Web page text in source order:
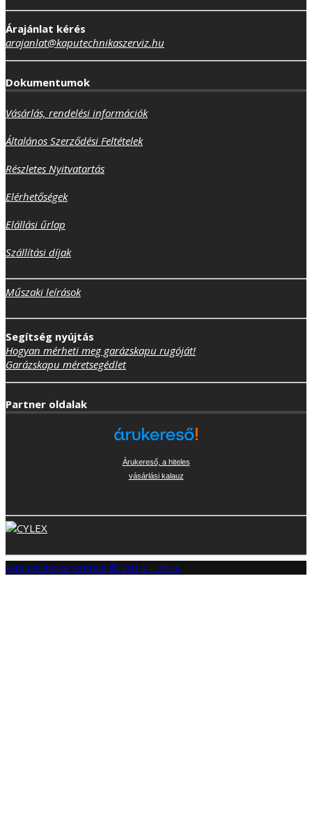
Árajánlat kérés
arajanlat@kaputechnikaszerviz.hu
Dokumentumok
Vásárlás, rendelési információk
Általános Szerződési Feltételek
Részletes Nyitvatartás
Elérhetőségek
Elállási űrlap
Szállítási díjak
Műszaki leírások
Segítség nyújtás
Hogyan mérheti meg garázskapu rugóját!
Garázskapu méretsegédlet
Partner oldalak
Árukereső, a hiteles
vásárlási kalauz
Kaputechnika Szerviz © 2015 - 2026